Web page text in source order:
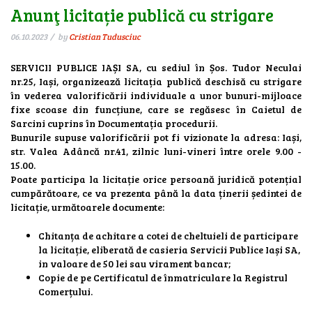
Anunţ licitație publică cu strigare
06.10.2023 byCristian Tudusciuc
SERVICII PUBLICE IAȘI SA, cu sediul în Șos. Tudor Neculai
nr.25, Iași, organizează licitația publică deschisă cu strigare
în vederea valorificării individuale a unor bunuri-mijloace
fixe scoase din funcțiune, care se regăsesc în Caietul de
Sarcini cuprins în Documentația procedurii.
Bunurile supuse valorificării pot fi vizionate la adresa: Iași,
str. Valea Adâncă nr.41, zilnic luni-vineri între orele 9.00 -
15.00.
Poate participa la licitație orice persoană juridică potențial
cumpărătoare, ce va prezenta până la data ținerii ședintei de
licitație, următoarele documente:
Chitanța de achitare a cotei de cheltuieli de participare
la licitație, eliberată de casieria Servicii Publice Iași SA,
in valoare de 50 lei sau virament bancar;
Copie de pe Certificatul de înmatriculare la Registrul
Comerțului.